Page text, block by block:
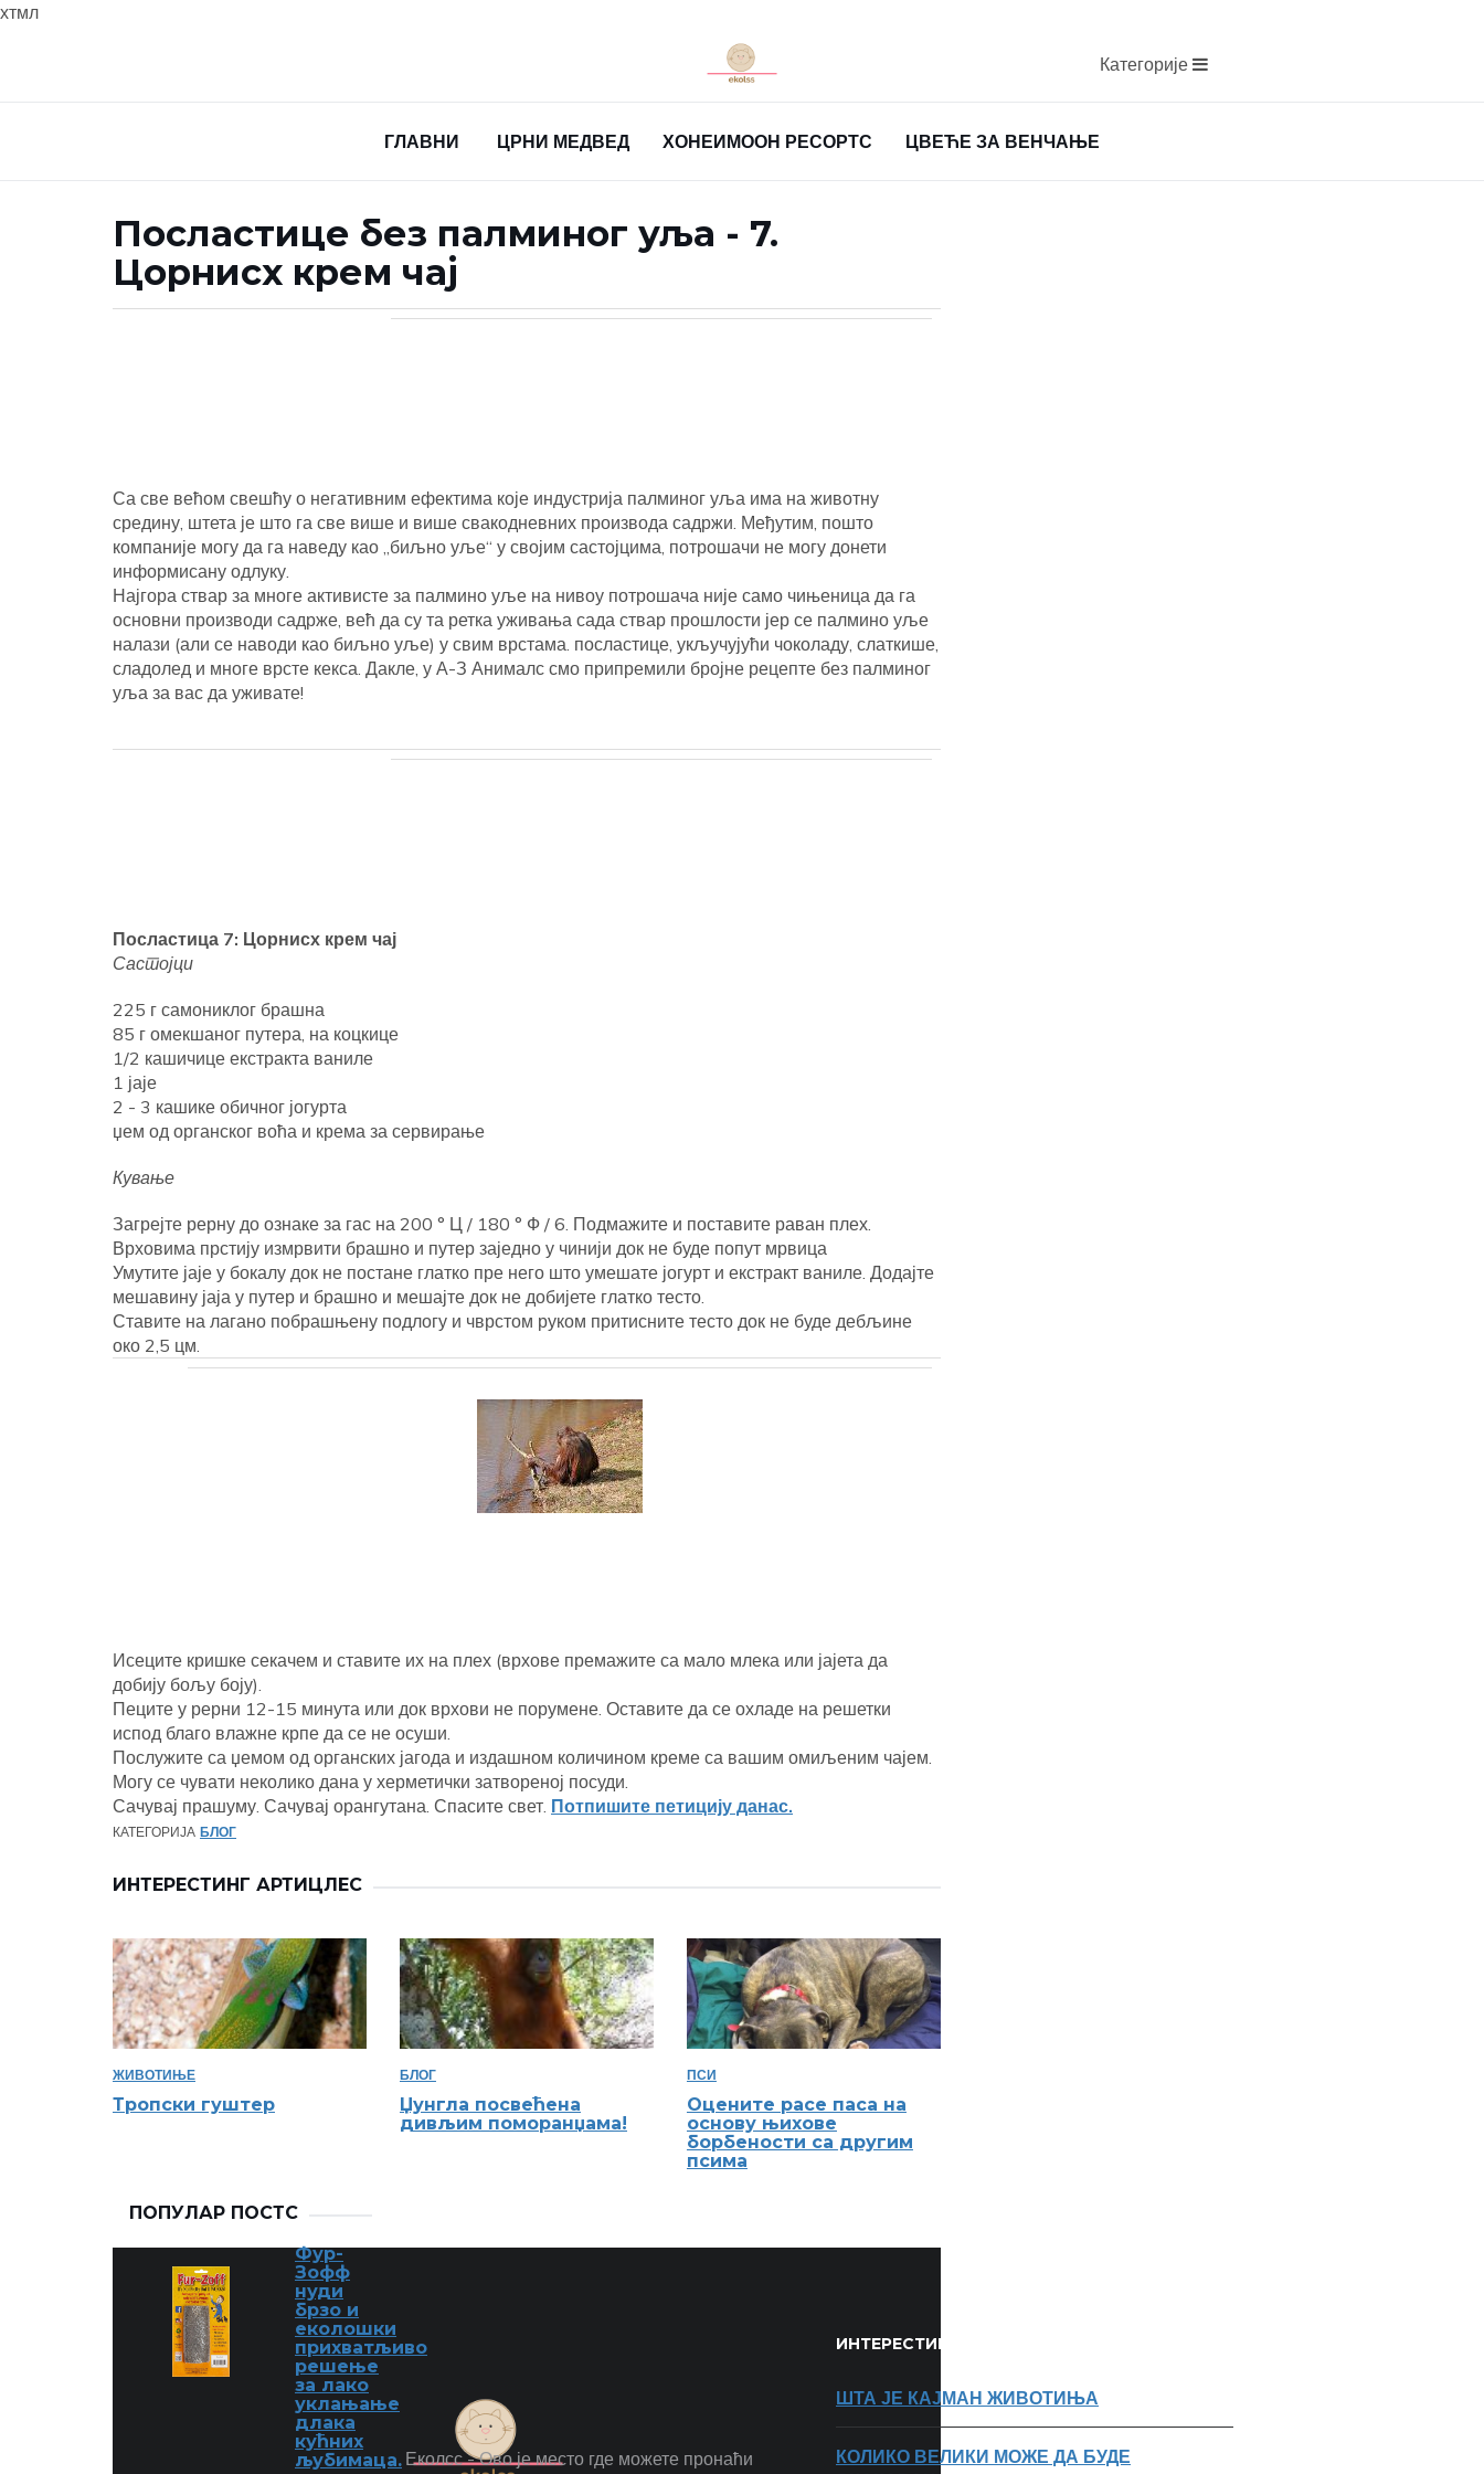
хтмл
Категорије
ГЛАВНИ ЦРНИ МЕДВЕД ХОНЕИМООН РЕСОРТС ЦВЕЋЕ ЗА ВЕНЧАЊЕ
Посластице без палминог уља - 7.
Цорнисх крем чај
Са све већом свешћу о негативним ефектима које индустрија палминог уља има на животну
средину, штета је што га све више и више свакодневних производа садржи. Међутим, пошто
компаније могу да га наведу као „биљно уље“ у својим састојцима, потрошачи не могу донети
информисану одлуку.
Најгора ствар за многе активисте за палмино уље на нивоу потрошача није само чињеница да га
основни производи садрже, већ да су та ретка уживања сада ствар прошлости јер се палмино уље
налази (али се наводи као биљно уље) у свим врстама. посластице, укључујући чоколаду, слаткише,
сладолед и многе врсте кекса. Дакле, у А-З Анималс смо припремили бројне рецепте без палминог
уља за вас да уживате!
Посластица 7: Цорнисх крем чај
Састојци
225 г самониклог брашна
85 г омекшаног путера, на коцкице
1/2 кашичице екстракта ваниле
1 јаје
2 - 3 кашике обичног јогурта
џем од органског воћа и крема за сервирање
Кување
Загрејте рерну до ознаке за гас на 200 ° Ц / 180 ° Ф / 6. Подмажите и поставите раван плех.
Врховима прстију измрвити брашно и путер заједно у чинији док не буде попут мрвица
Умутите јаје у бокалу док не постане глатко пре него што умешате јогурт и екстракт ваниле. Додајте
мешавину јаја у путер и брашно и мешајте док не добијете глатко тесто.
Ставите на лагано побрашњену подлогу и чврстом руком притисните тесто док не буде дебљине
око 2,5 цм.
Исеците кришке секачем и ставите их на плех (врхове премажите са мало млека или јајета да
добију бољу боју).
Пеците у рерни 12-15 минута или док врхови не порумене. Оставите да се охладе на решетки
испод благо влажне крпе да се не осуши.
Послужите са џемом од органских јагода и издашном количином креме са вашим омиљеним чајем.
Могу се чувати неколико дана у херметички затвореној посуди.
Сачувај прашуму. Сачувај орангутана. Спасите свет. Потпишите петицију данас.
КАТЕГОРИЈА БЛОГ
ИНТЕРЕСТИНГ АРТИЦЛЕС
ЖИВОТИЊЕ
Тропски гуштер
БЛОГ
Џунгла посвећена
дивљим поморанџама!
ПСИ
Оцените расе паса на
основу њихове
борбености са другим
псима
ПОПУЛАР ПОСТС
Фур-
Зофф
нуди
брзо и
еколошки
прихватљиво
решење
за лако
уклањање
длака
кућних
љубимаца. Еколсс - Ово је место где можете пронаћи
ИНТЕРЕСТИНГ АРТИЦЛЕС
ШТА ЈЕ КАЈМАН ЖИВОТИЊА
КОЛИКО ВЕЛИКИ МОЖЕ ДА БУДЕ